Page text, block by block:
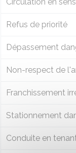
Refus de priorité
Dépassement
Non-respect de
Franchissement
Stationnement
Conduite en